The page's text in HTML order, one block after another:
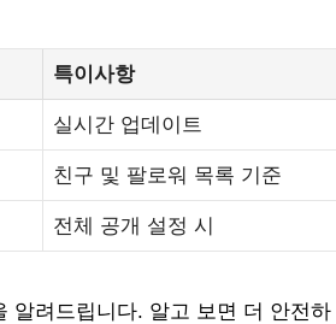
특이사항
실시간 업데이트
친구 및 팔로워 목록 기준
전체 공개 설정 시
알려드립니다. 알고 보면 더 안전하